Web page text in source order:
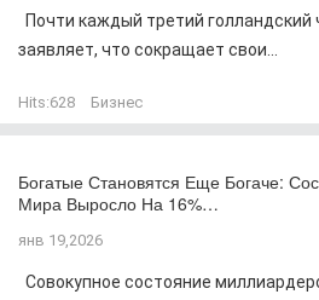
Почти каждый третий голландский
заявляет, что сокращает свои...
Hits:628 Бизнес
Богатые Становятся Еще Богаче:
Мира Выросло На 16%…
янв 19,2026
Совокупное состояние